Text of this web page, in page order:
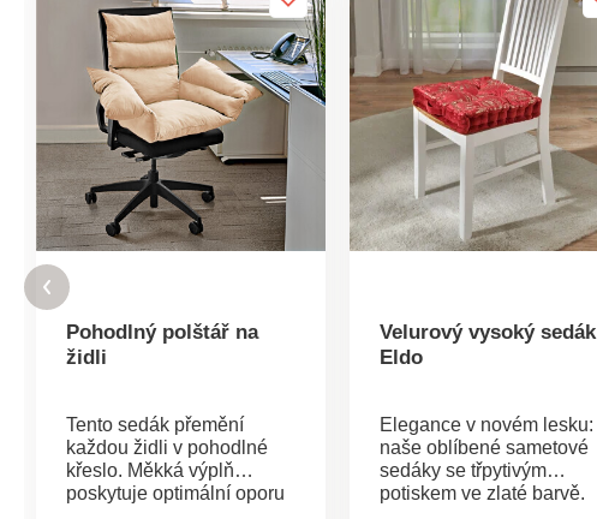
Pohodlný polštář na
židli
Tento sedák přemění
každou židli v pohodlné
křeslo. Měkká výplň
poskytuje optimální oporu
Velurový vysoký sedák
Eldo
Elegance v novém lesku:
naše oblíbené sametové
sedáky se třpytivým
potiskem ve zlaté barvě.